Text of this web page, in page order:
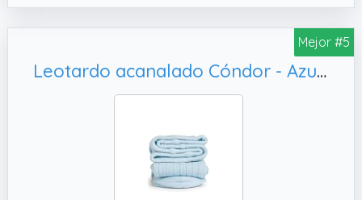
Mejor #5
Leotardo acanalado Cóndor - Azul bebé